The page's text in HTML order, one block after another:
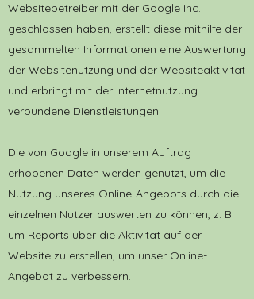
Websitebetreiber mit der Google Inc.
geschlossen haben, erstellt diese mithilfe der
gesammelten Informationen eine Auswertung
der Websitenutzung und der Websiteaktivität
und erbringt mit der Internetnutzung
verbundene Dienstleistungen.
Die von Google in unserem Auftrag
erhobenen Daten werden genutzt, um die
Nutzung unseres Online-Angebots durch die
einzelnen Nutzer auswerten zu können, z. B.
um Reports über die Aktivität auf der
Website zu erstellen, um unser Online-
Angebot zu verbessern.